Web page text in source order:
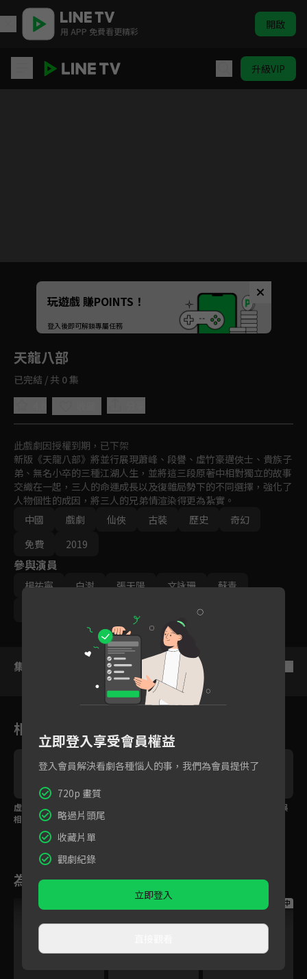
用 APP 免費看更精彩 開啟
升級VIP
Unmute
如有不便請見諒
玩遊戲 賺POINTS！
登入後即可解鎖專屬任務
天龍八部
已完結 / 共 0 集
此戲劇因授權到期，已下架
新版《天龍八部》將並行展現蕭峰、段譽、虛竹豪邁俠士、貴族子
弟、無名小卒的三種江湖人生，並將這三段原著中相對獨立的故事
交織在一起，三人的命運成長以及復雜局勢下的不同選擇，強化了
人物個性的成因，將三人的兄弟情渲染得更為紮實。
中國
戲劇 仙俠 古裝 歷史
奇幻
免費
2019
參與演員
楊祐寧 白澍 張天陽 文詠珊
蘇青
集數列表
相關花絮
虛竹與段譽一見如故，
相約替喬峰洗刷冤屈！
阿朱代父受死，喬峰誤
為您推薦
跟播中
立即登入享受會員權益
登入會員解決看劇各種惱人的事，我們為會員提供了
720p 畫質
略過片頭尾
收藏片單
觀劇紀錄
立即登入